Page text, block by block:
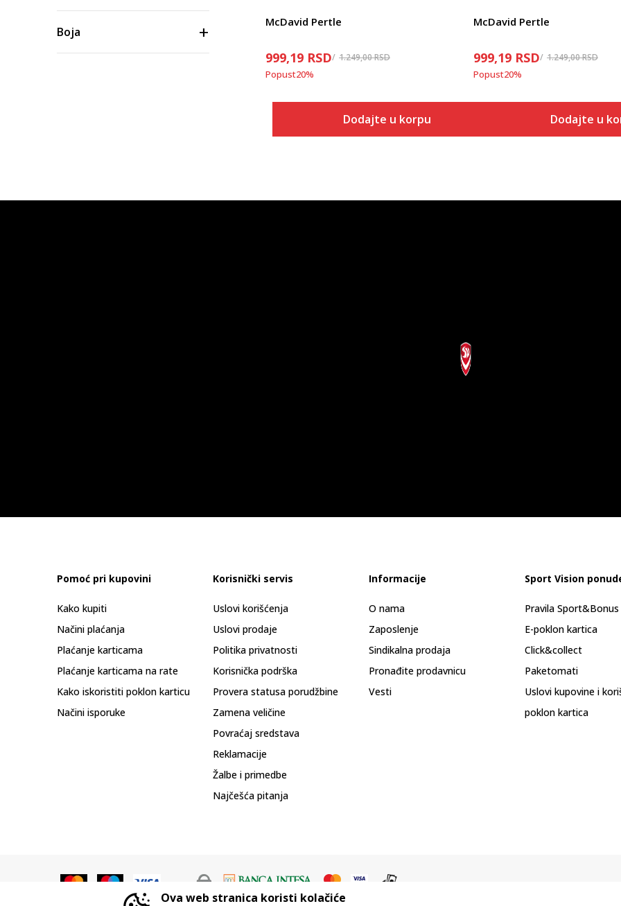
Boja
McDavid Pertle
999,19 RSD 1.249,00RSD
Popust20%
Dodajte u korpu
McDavid Pertle
999,19 RSD 1.249,00RSD
Popust20%
Dodajte u
Pomoć pri kupovini
Kako kupiti
Načini plaćanja
Plaćanje karticama
Plaćanje karticama na rate
Kako iskoristiti poklon karticu
Načini isporuke
Korisnički servis
Uslovi korišćenja
Uslovi prodaje
Politika privatnosti
Korisnička podrška
Provera statusa porudžbine
Zamena veličine
Povraćaj sredstava
Reklamacije
Žalbe i primedbe
Najčešća pitanja
Informacije
O nama
Zaposlenje
Sindikalna prodaja
Pronađite prodavnicu
Vesti
Sport Vision
Pravila
E-poklon kartica
Click&collect
Paketomati
Uslovi kupovine i
poklon kartica
Ova web stranica koristi kolačiće